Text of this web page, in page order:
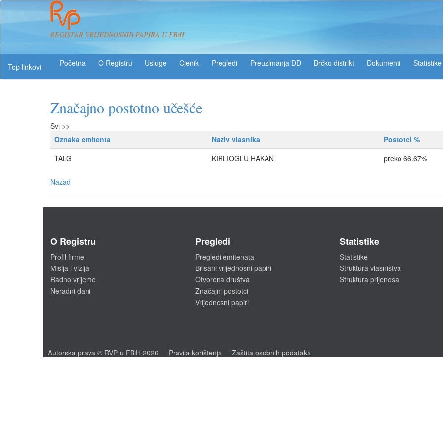
REGISTAR VRIJEDNOSNIH PAPIRA U FBiH
Top linkovi
O Registru Usluge Pregledi Preuzimanja DD Brčko distrikt Dokumenti Statistike
Značajno postotno učešće
Svi >>
Oznaka emitenta
Naziv vlasnika Postotci %
TALG
KIRLIOGLU HAKAN preko 66.67%
Nazad
O Registru
Profil firme
Misija i vizija
Radno vrijeme
Neradni dani
Pregledi
Pregledi emitenata
Brisani vrijednosni papiri
Otvorena društva
Značajni postotci
Vrijednosni papiri
Statistike
Statistike
Struktura vlasništva
Struktura prijenosa
Autorska prava © RVP u FBiH 2026 Pravila korištenja Zaštita osobnih podataka